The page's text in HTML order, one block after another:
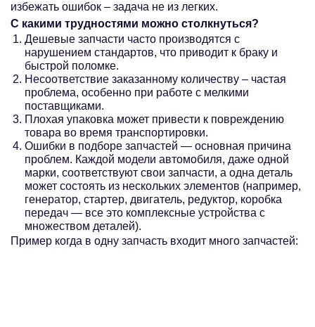
избежать ошибок – задача не из легких.
С какими трудностями можно столкнуться?
Дешевые запчасти часто производятся с
нарушением стандартов, что приводит к браку и
быстрой поломке.
Несоответствие заказанному количеству – частая
проблема, особенно при работе с мелкими
поставщиками.
Плохая упаковка может привести к повреждению
товара во время транспортировки.
Ошибки в подборе запчастей — основная причина
проблем. Каждой модели автомобиля, даже одной
марки, соответствуют свои запчасти, а одна деталь
может состоять из нескольких элементов (например,
генератор, стартер, двигатель, редуктор, коробка
передач — все это комплексные устройства с
множеством деталей).
Пример когда в одну запчасть входит много запчастей: